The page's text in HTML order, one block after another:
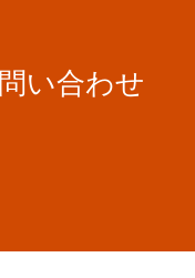
い合わせ